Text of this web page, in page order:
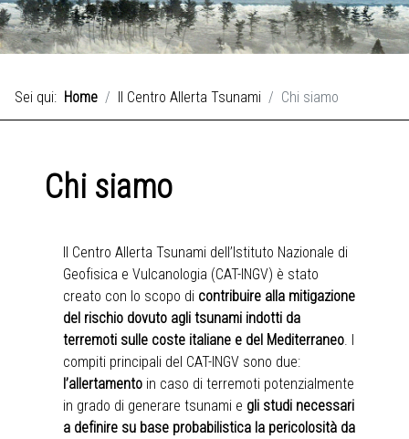
Sei qui: Home Il Centro Allerta Tsunami Chi siamo
Chi siamo
Il Centro Allerta Tsunami dell’Istituto Nazionale di
Geofisica e Vulcanologia (CAT-INGV) è stato
creato con lo scopo di contribuire alla mitigazione
del rischio dovuto agli tsunami indotti da
terremoti sulle coste italiane e del Mediterraneo. I
compiti principali del CAT-INGV sono due:
l’allertamento in caso di terremoti potenzialmente
in grado di generare tsunami e gli studi necessari
a definire su base probabilistica la pericolosità da